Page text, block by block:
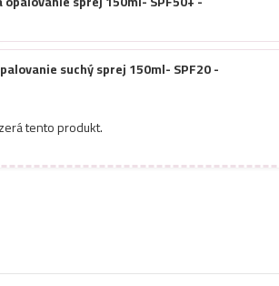
suchý sprej 150ml- SPF20 -
opalovanie sprej 150ml- SPF50+ -
tento produkt.